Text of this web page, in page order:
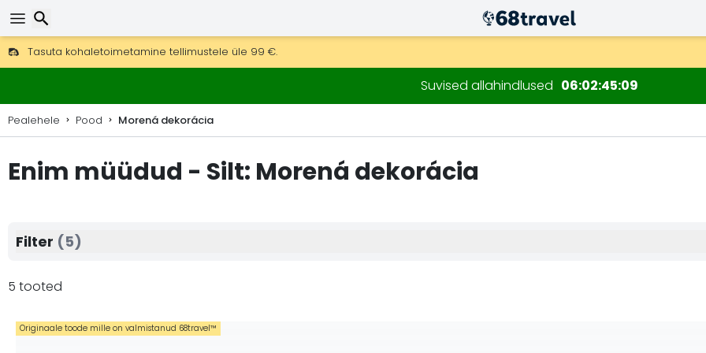
Tasuta kohaletoimetamine tellimustele üle 99 €.
Saab saata ka DHL Expressi kaudu (kohaletoimetamine 24 tunni jooksul)
30 päeva tagastamiseks, 90 päeva puidust kaartide ja dekoratsioonide jaoks.Suvised allahindlused 06 02 45 07
Pealehele Pood Morená dekorácia
Enim müüdud - Silt: Morená dekorácia
5 tooted
Originaale toode mille on valmistanud 68travel™️
Filter (5)